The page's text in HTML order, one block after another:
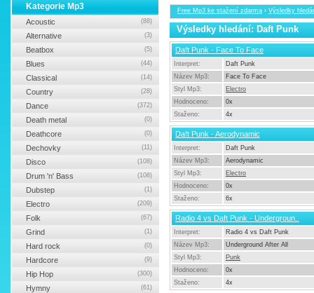
Free Mp3 ke stažení zdarma › Výsledky
Výsledky hledání: Daft Punk
Daft Punk - Face To Face
Interpret:
Daft Punk
Název Mp3:
Face To Face
Styl Mp3:
Electro
Hodnoceno:
0x
Staženo:
4x
Daft Punk - Aerodynamic
Interpret:
Daft Punk
Název Mp3:
Aerodynamic
Styl Mp3:
Electro
Hodnoceno:
0x
Staženo:
6x
Radio 4 vs Daft Punk - Undergroun..
Interpret:
Radio 4 vs Daft Punk
Název Mp3:
Underground After All
Styl Mp3:
Punk
Hodnoceno:
0x
Staženo:
4x
Kategorie Mp3
Acoustic (88)
Alternative (3)
Beatbox (5)
Blues (44)
Classical (14)
Country (28)
Dance (372)
Death metal (0)
Deathcore (0)
Dechovky (11)
Disco (108)
Drum 'n' Bass (108)
Dubstep (1)
Electro (209)
Folk (67)
Grind (1)
Hard rock (0)
Hardcore (9)
Hip Hop (300)
Hymny (61)